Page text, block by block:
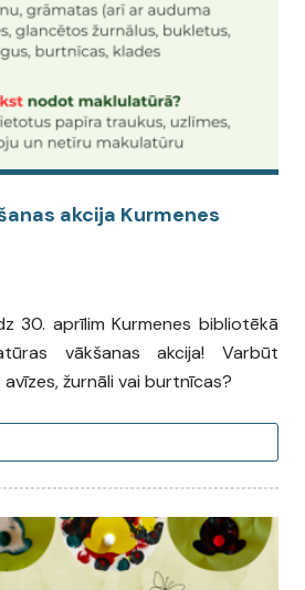
akcija Kurmenes
30. aprīlim Kurmenes bibliotēkā
vākšanas akcija! Varbūt
žurnāli vai burtnīcas?